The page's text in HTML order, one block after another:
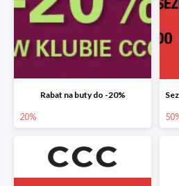
Rabat na buty do -20%
20%